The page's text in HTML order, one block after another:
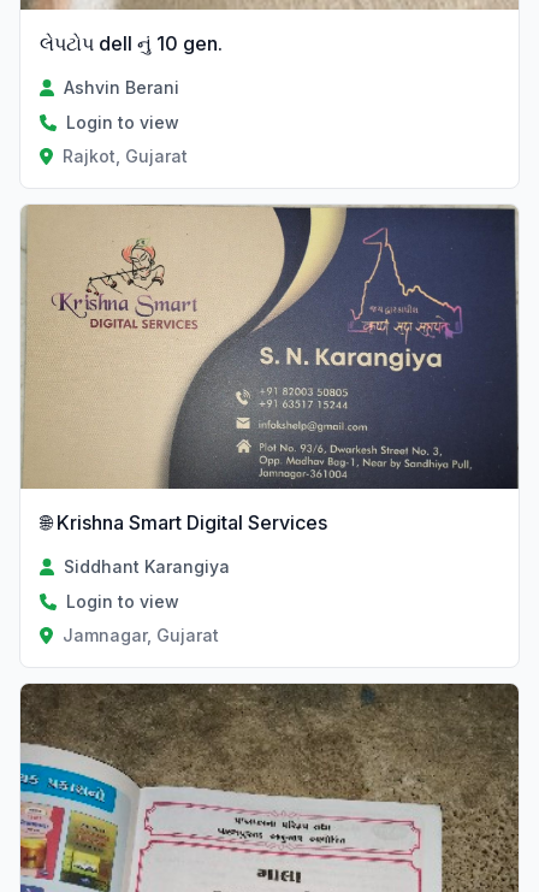
લેપટોપ dell નું 10 gen.
Ashvin Berani
Login to view
Rajkot, Gujarat
🌐 Krishna Smart Digital Services
Siddhant Karangiya
Login to view
Jamnagar, Gujarat